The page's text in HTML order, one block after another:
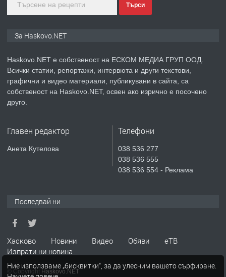
преди 3 дни
ПРЕДЛАГА
🔑 ОБЗАВЕДЕНА ГАРСОНИЕРА ПОД
НАПЪЛНО ОБЗАВЕДЕН И
Търси
За Haskovo.NET
Haskovo.NET е собственост на ЕСКОМ МЕДИА ГРУП ООД.
Всички статии, репортажи, интервюта и други текстови,
графични и видео материали, публикувани в сайта, са
собственост на Haskovo.NET, освен ако изрично е посочено
друго.
Главен редактор
Анета Кутелова
Телефони
038 536 277
038 536 555
038 536 554 - Реклама
Последвай ни
Хасково Новини Видео Обяви
еТВ
Изпрати ни новина
© Copyright Haskovo.NET
Ние използваме „бисквитки“, за да улесним вашето сърфиране.